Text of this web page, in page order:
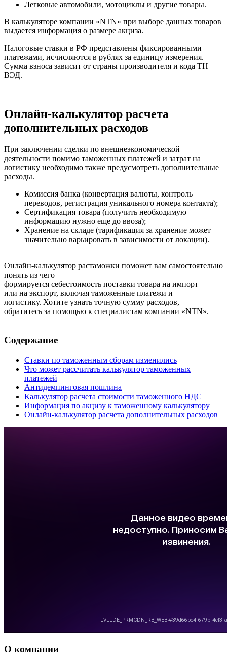
Легковые автомобили, мотоциклы и другие товары.
В калькуляторе компании «NTN» при выборе данных товаров
выдается информация о размере акциза.
Налоговые ставки в РФ представлены фиксированными
платежами, исчисляются в рублях за единицу измерения.
Сумма взноса зависит от страны производителя и кода ТН
ВЭД.
Онлайн-калькулятор расчета
дополнительных расходов
При заключении сделки по внешнеэкономической
деятельности помимо таможенных платежей и затрат на
логистику необходимо также предусмотреть дополнительные
расходы.
Комиссия банка (конвертация валюты, контроль
переводов, регистрация уникального номера контакта);
Сертификация товара (получить необходимую
информацию нужно еще до ввоза);
Хранение на складе (тарификация за хранение может
значительно варьировать в зависимости от локации).
Онлайн-калькулятор растаможки поможет вам самостоятельно
понять из чего
формируется себестоимость поставки товара на импорт
или на экспорт, включая таможенные платежи и
логистику. Хотите узнать точную сумму расходов,
обратитесь за помощью к специалистам компании «NTN».
Содержание
Ставки по таможенным сборам изменились
Что может рассчитать калькулятор таможенных
платежей
Антидемпинговая пошлина
Калькулятор расчета стоимости таможенного НДС
Информация по акцизу к таможенному калькулятору
Онлайн-калькулятор расчета дополнительных расходов
О компании